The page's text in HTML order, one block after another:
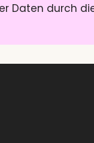
Daten durch